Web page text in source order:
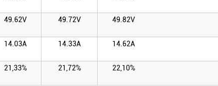
49.62V 49.72V 49.82V
14.03A 14.33A 14.62A
21,33% 21,72% 22,10%